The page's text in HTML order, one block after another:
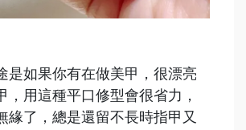
是如果你有在做美甲，很漂亮
，用這種平口修型會很省力，
緣了，總是還留不長時指甲又